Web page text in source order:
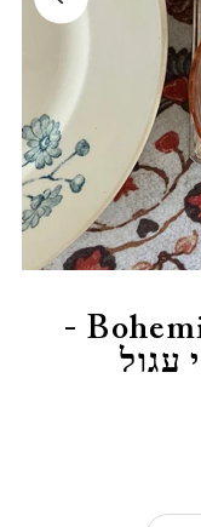
Bohemian Garden White -
עגול